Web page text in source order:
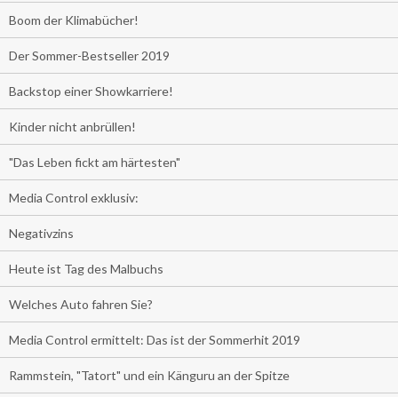
Boom der Klimabücher!
Der Sommer-Bestseller 2019
Backstop einer Showkarriere!
Kinder nicht anbrüllen!
"Das Leben fickt am härtesten"
Media Control exklusiv:
Negativzins
Heute ist Tag des Malbuchs
Welches Auto fahren Sie?
Media Control ermittelt: Das ist der Sommerhit 2019
Rammstein, "Tatort" und ein Känguru an der Spitze